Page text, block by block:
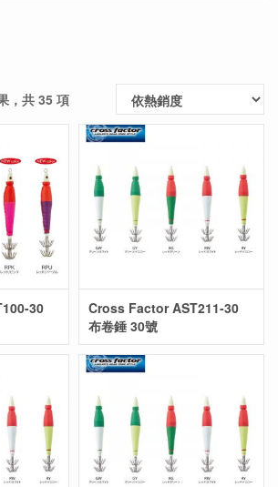
，共 35 項
30
Cross Factor AST211-30
布卷錘 30號